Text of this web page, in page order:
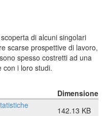
di alcuni singolari
scarse prospettive di lavoro,
spesso costretti ad una
con i loro studi.
Dimensione
142.13 KB